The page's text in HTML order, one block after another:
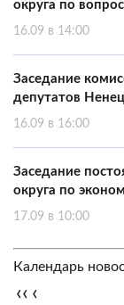
округа по
16.09 в 14:00
Заседание
депутатов
16.09 в 16:00
Заседание
округа по
17.09 в 10:00
Календарь
‹‹ ‹